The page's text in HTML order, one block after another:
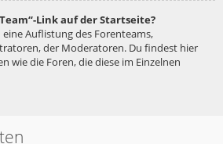
Link auf der Startseite?
Auflistung des Forenteams,
der Moderatoren. Du findest hier
wie die Foren, die diese im Einzelnen